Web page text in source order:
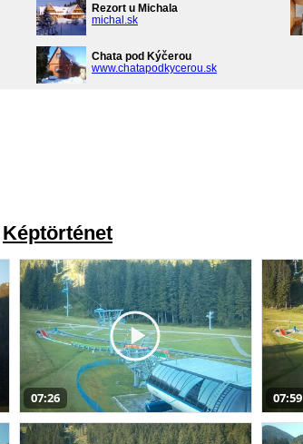
Rezort u Michala
michal.sk
Chata pod Kýčerou
www.chatapodkycerou.sk
Képtörténet
07:26 07:59